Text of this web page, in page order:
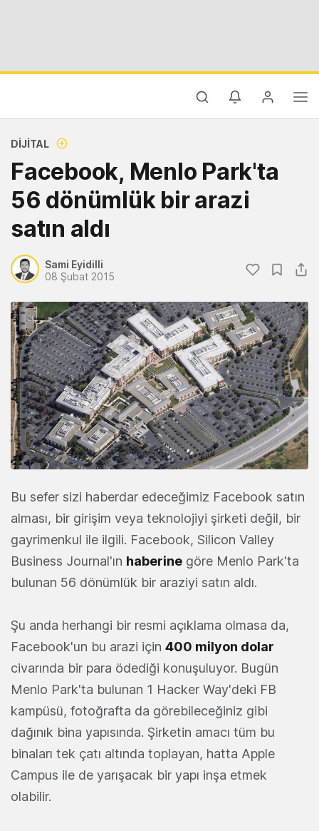
DIJITAL
Facebook, Menlo Park'ta
56 dönümlük bir arazi
satın aldı
Sami Eyidilli
08 Şubat 2015
Bu sefer sizi haberdar edeceğimiz Facebook satın
alması, bir girişim veya teknolojiyi şirketi değil, bir
gayrimenkul ile ilgili. Facebook, Silicon Valley
Business Journal'ın haberine göre Menlo Park'ta
bulunan 56 dönümlük bir araziyi satın aldı.
Şu anda herhangi bir resmi açıklama olmasa da,
Facebook'un bu arazi için 400 milyon dolar
civarında bir para ödediği konuşuluyor. Bugün
Menlo Park'ta bulunan 1 Hacker Way'deki FB
kampüsü, fotoğrafta da görebileceğiniz gibi
dağınık bina yapısında. Şirketin amacı tüm bu
binaları tek çatı altında toplayan, hatta Apple
Campus ile de yarışacak bir yapı inşa etmek
olabilir.